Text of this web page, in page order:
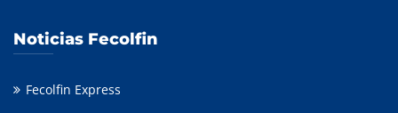
Noticias Fecolfin
Fecolfin Express